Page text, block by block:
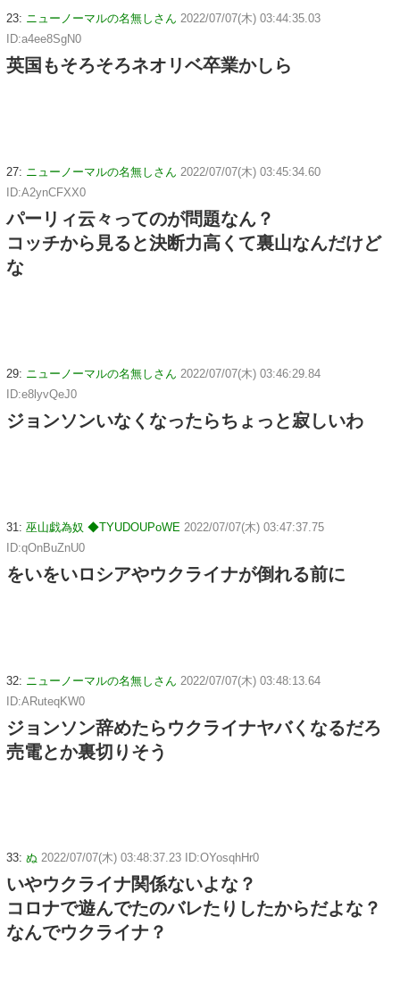
23: ニューノーマルの名無しさん 2022/07/07(木) 03:44:35.03
ID:a4ee8SgN0
英国もそろそろネオリベ卒業かしら
27: ニューノーマルの名無しさん 2022/07/07(木) 03:45:34.60
ID:A2ynCFXX0
パーリィ云々ってのが問題なん？
コッチから見ると決断力高くて裏山なんだけど
な
29: ニューノーマルの名無しさん 2022/07/07(木) 03:46:29.84
ID:e8lyvQeJ0
ジョンソンいなくなったらちょっと寂しいわ
31: 巫山戯為奴 ◆TYUDOUPoWE 2022/07/07(木) 03:47:37.75
ID:qOnBuZnU0
をいをいロシアやウクライナが倒れる前に
32: ニューノーマルの名無しさん 2022/07/07(木) 03:48:13.64
ID:ARuteqKW0
ジョンソン辞めたらウクライナヤバくなるだろ
売電とか裏切りそう
33: ぬ 2022/07/07(木) 03:48:37.23 ID:OYosqhHr0
いやウクライナ関係ないよな？
コロナで遊んでたのバレたりしたからだよな？
なんでウクライナ？